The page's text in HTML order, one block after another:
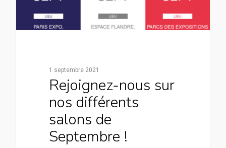
1 septembre 2021
Rejoignez-nous sur
nos différents
salons de
Septembre !